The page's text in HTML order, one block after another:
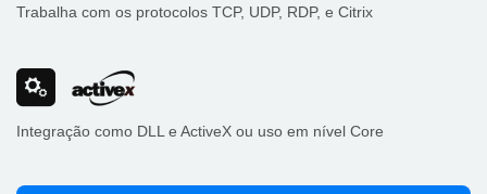
Trabalha com os protocolos TCP, UDP, RDP, e Citrix
Integração como DLL e ActiveX ou uso em nível Core